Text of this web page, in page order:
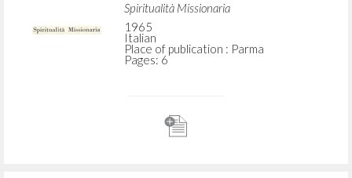
Spiritualità Missionaria
1965
Italian
Place of publication : Parma
Pages: 6